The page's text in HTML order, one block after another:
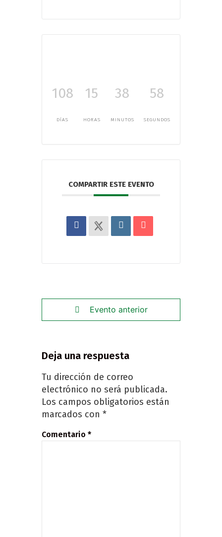
108
DÍAS
15
HORAS
38
MINUTOS
57
SEGUNDOS
COMPARTIR ESTE EVENTO
Evento anterior
Deja una respuesta
Tu dirección de correo
electrónico no será publicada.
Los campos obligatorios están
marcados con *
Comentario *